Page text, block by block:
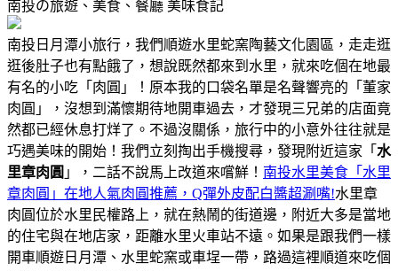
南投の旅遊、美食、餐廳 美味食記
南投日月潭小旅行，我們順遊水里蛇窯陶藝文化園區，走走逛
逛後肚子也有點餓了，想說既然都來到水里，就來吃個在地最
有名的小吃「肉圓」！原本我的口袋名單是名聲響亮的「董家
肉圓」，沒想到滿懷期待地開車過去，才發現三兄弟的店面竟
然都已經休息打烊了。不過沒關係，旅行中的小意外往往就是
巧遇美味的開始！我們立刻掏出手機搜尋，發現附近這家「 水
里章肉圓 」，二話不說馬上改道來嚐鮮！ 南投水里美食「水里
章肉圓」在地人氣肉圓推薦，Q彈外皮配白醬超涮嘴!水里章
肉圓位於水里民權路上，就在熱鬧的街道邊，附近大多是當地
的住宅與在地店家，距離水里火車站不遠。如果是跟我們一樣
開車順遊日月潭、水里蛇窯或車埕一帶，路過這裡順道來吃個